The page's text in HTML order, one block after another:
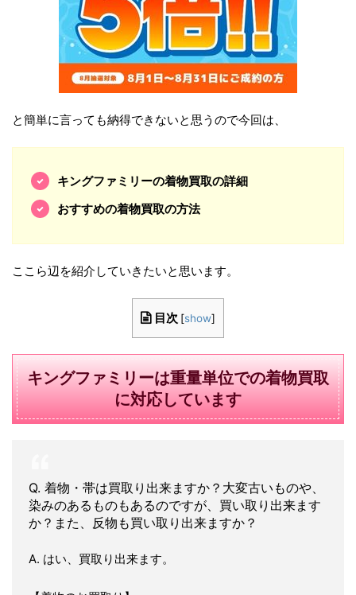
と簡単に言っても納得できないと思うので今回は、
キングファミリーの着物買取の詳細
おすすめの着物買取の方法
ここら辺を紹介していきたいと思います。
目次 [show]
キングファミリーは重量単位での着物買取
に対応しています
Q. 着物・帯は買取り出来ますか？大変古いものや、
染みのあるものもあるのですが、買い取り出来ます
か？また、反物も買い取り出来ますか？
A. はい、買取り出来ます。